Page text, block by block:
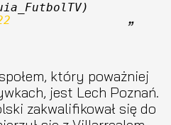
który poważniej
jest Lech Poznań.
zakwalifikował się do